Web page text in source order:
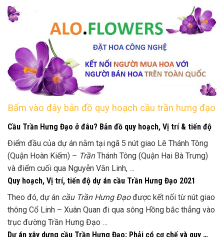
Bấm vào đây bản đồ quy hoạch cầu trần hưng đạo
Cầu Trần Hưng Đạo ở đâu? Bản đồ quy hoạch, Vị trí & tiến độ
Điểm đầu của dự án nằm tại ngã 5 nút giao Lê Thánh Tông
(Quận Hoàn Kiếm) – TrầnThánh Tông (Quận Hai Bà Trưng)
và điểm cuối qua Nguyễn Văn Linh, …
Quy hoạch, Vị trí, tiến độ dự án cầu Trần Hưng Đạo 2021
Theo đó, dự án cầu Trần Hưng Đạođược kết nối từ nút giao
thông Cổ Linh – Xuân Quan đi qua sông Hồng bắc thẳng vào
trục đường Trần Hưng Đạo …
Dự án xây dựng cầu Trần Hưng Đạo: Phải có cơ chế và quy …